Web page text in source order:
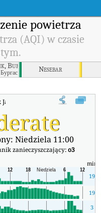
powietrza
(AQI) w czasie
Burgas Nesebar
Powietrza (AQI) w czasie
Niedziela 11:00
zanieczyszczający:o3
min
19
19
3